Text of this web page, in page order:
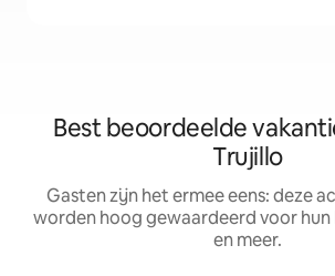
Best beoordeelde
Trujillo
Gasten zijn het ermee eens: deze
worden hoog gewaardeerd voor
en meer.